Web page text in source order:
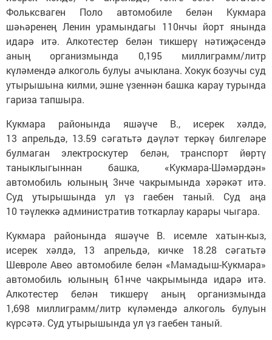
Фольксваген Поло автомобиле белән Кукмара
шәһәренең Ленин урамындагы 110нчы йорт янында
идарә итә. Алкотестер белән тикшерү нәтиҗәсендә
аның организмында 0,195 миллиграмм/литр
күләмендә алкоголь булуы ачыклана. Хокук бозучы суд
утырышына килми, эшне үзеннән башка карау турында
гариза тапшыра.
Кукмара районында яшәүче В., исерек хәлдә,
13 апрельдә, 13.59 сәгатьтә дәүләт теркәү билгеләре
булмаган электроскутер белән, транспорт йөртү
таныклыгыннан башка, «Кукмара-Шәмәрдән»
автомобиль юлының 3нче чакрымында хәрәкәт итә.
Суд утырышында ул үз гаебен таный. Суд аңа
10 тәүлеккә административ тоткарлау карары чыгара.
Кукмара районында яшәүче В. исемле хатын-кыз,
исерек хәлдә, 13 апрельдә, кичке 18.28 сәгатьтә
Шевроле Авео автомобиле белән «Мамадыш-Кукмара»
автомобиль юлының 61нче чакрымында идарә итә.
Алкотестер белән тикшерү аның организмында
1,698 миллиграмм/литр күләмендә алкоголь булуын
күрсәтә. Суд утырышында ул үз гаебен таный.